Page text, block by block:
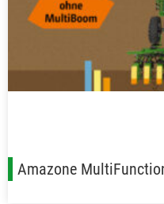
Amazone